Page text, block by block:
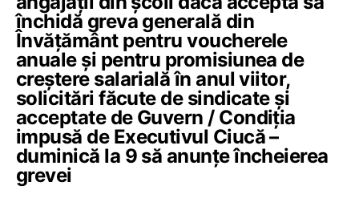
închidă greva generală din
Învățământ pentru voucherele
anuale și pentru promisiunea de
creștere salarială în anul viitor,
solicitări făcute de sindicate și
acceptate de Guvern / Condiția
impusă de Executivul Ciucă –
duminică la 9 să anunțe încheierea
grevei